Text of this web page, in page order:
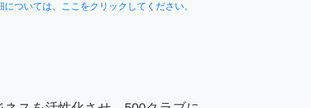
については、ここをクリックしてください。